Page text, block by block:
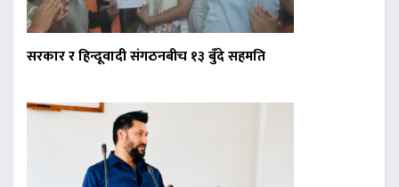
सरकार र हिन्दूवादी संगठनबीच १३ बुँदे सहमति